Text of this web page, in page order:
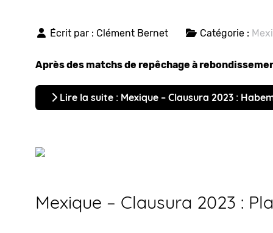
Écrit par : Clément Bernet Catégorie :
Après des matchs de repêchage à
Lire la suite : Mexique – Clausura 2023 :
Mexique – Clausura 2023 :